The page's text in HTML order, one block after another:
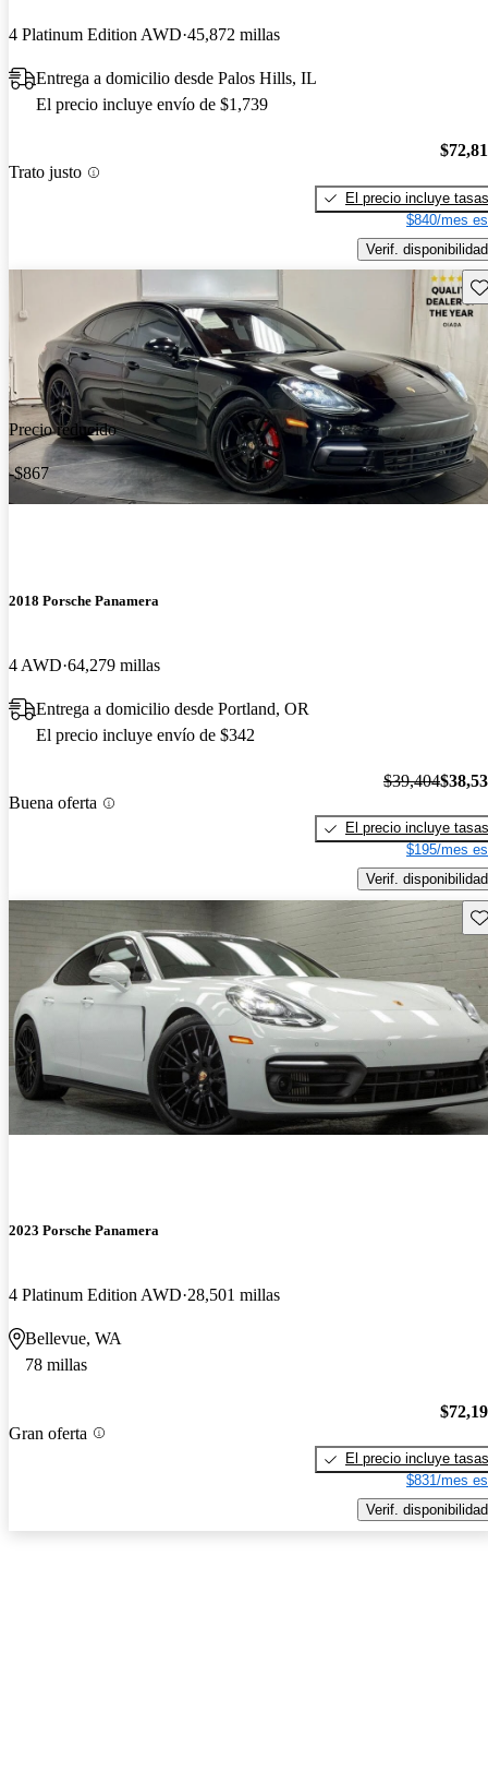
4 Platinum Edition AWD 45,872 millas
Entrega a domicilio desde Palos Hills, IL
El precio incluye envío de $1,739
Trato justo
El precio incluye tasas
$840/mes
Verif. disponibilidad
Precio reducido
-$867
2018 Porsche Panamera
4 AWD 64,279 millas
Entrega a domicilio desde Portland, OR
El precio incluye envío de $342
Buena oferta
$39,404
El precio incluye tasas
$195/mes
Verif. disponibilidad
2023 Porsche Panamera
4 Platinum Edition AWD 28,501 millas
Bellevue, WA
78 millas
Gran oferta
El precio incluye tasas
$831/mes
Verif. disponibilidad